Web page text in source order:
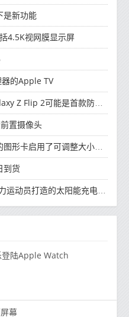
是新功能
4.5K视网膜显示屏
的Apple TV
2可能是首款防水可折叠智能手机
置摄像头
了可调整大小的BAR和RTX语音
到货
打造的太阳能充电智能手表
陆Apple Watch
幕